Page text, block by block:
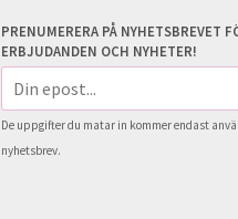
PRENUMERERA PÅ NYHETSBREVET
ERBJUDANDEN OCH NYHETER!
E-
postadress
De uppgifter du matar in kommer endast
nyhetsbrev.